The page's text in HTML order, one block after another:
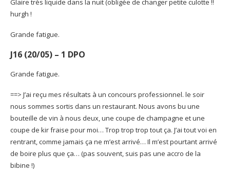
Glaire très liquide dans la nuit (obligée de changer petite culotte !!
hurgh !
Grande fatigue.
J16 (20/05) – 1 DPO
Grande fatigue.
==> J’ai reçu mes résultats à un concours professionnel. le soir
nous sommes sortis dans un restaurant. Nous avons bu une
bouteille de vin à nous deux, une coupe de champagne et une
coupe de kir fraise pour moi… Trop trop trop tout ça. J’ai tout voi en
rentrant, comme jamais ça ne m’est arrivé… Il m’est pourtant arrivé
de boire plus que ça… (pas souvent, suis pas une accro de la
bibine !)